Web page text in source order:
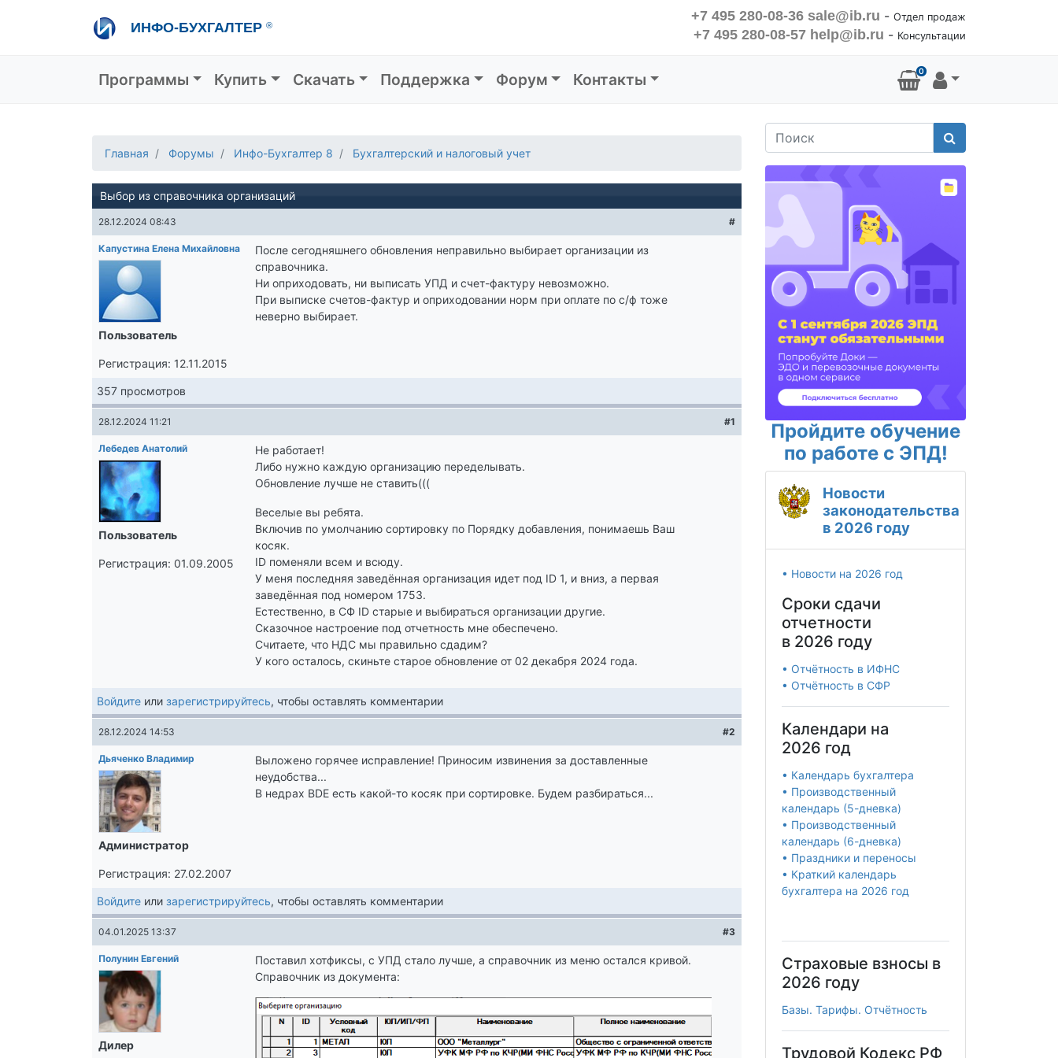
ИНФО-БУХГАЛТЕР ®
+7 495 280-08-36 sale@ib.ru - Отдел продаж
+7 495 280-08-57 help@ib.ru - Консультации
Основная навигация
Программы Купить Скачать Поддержка Форум Контакты 0
Главная Форумы Инфо-Бухгалтер 8 Бухгалтерский и налоговый учет
Выбор из справочника организаций
28.12.2024 08:43 #
Капустина Елена Михайловна
Пользователь
Регистрация: 12.11.2015
После сегодняшнего обновления неправильно выбирает организации из
справочника.
Ни оприходовать, ни выписать УПД и счет-фактуру невозможно.
При выписке счетов-фактур и оприходовании норм при оплате по с/ф тоже
неверно выбирает.
357 просмотров
28.12.2024 11:21 #1
Лебедев Анатолий
Пользователь
Регистрация: 01.09.2005
Не работает!
Либо нужно каждую организацию переделывать.
Обновление лучше не ставить(((
Веселые вы ребята.
Включив по умолчанию сортировку по Порядку добавления, понимаешь Ваш
косяк.
ID поменяли всем и всюду.
У меня последняя заведённая организация идет под ID 1, и вниз, а первая
заведённая под номером 1753.
Естественно, в СФ ID старые и выбираться организации другие.
Сказочное настроение под отчетность мне обеспечено.
Считаете, что НДС мы правильно сдадим?
У кого осталось, скиньте старое обновление от 02 декабря 2024 года.
Войдите или зарегистрируйтесь, чтобы оставлять комментарии
28.12.2024 14:53 #2
Дьяченко Владимир
Администратор
Регистрация: 27.02.2007
Выложено горячее исправление! Приносим извинения за доставленные
неудобства...
В недрах BDE есть какой-то косяк при сортировке. Будем разбираться...
Войдите или зарегистрируйтесь, чтобы оставлять комментарии
04.01.2025 13:37 #3
Полунин Евгений
Дилер
Поставил хотфиксы, с УПД стало лучше, а справочник из меню остался кривой.
Справочник из документа:
Поиск
Пройдите обучение
по работе с ЭПД!
Новости
законодательства
в 2026 году
• Новости на 2026 год
Сроки сдачи
отчетности
в 2026 году
• Отчётность в ИФНС
• Отчётность в СФР
Календари на
2026 год
• Календарь бухгалтера
• Производственный
календарь (5-дневка)
• Производственный
календарь (6-дневка)
• Праздники и переносы
• Краткий календарь
бухгалтера на 2026 год
Страховые взносы в
2026 году
Базы. Тарифы. Отчётность
Трудовой Кодекс РФ